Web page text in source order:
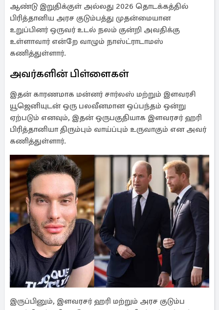
ஆண்டு இறுதிக்குள் அல்லது 2026 தொடக்கத்தில்
பிரித்தானிய அரச குடும்பத்து முதன்மையான
உறுப்பினர் ஒருவர் உடல் நலம் குன்றி அவதிக்கு
உள்ளாவார் என்றே வாழும் நாஸ்ட்ராடாமஸ்
கணித்துள்ளார்.
அவர்களின் பிள்ளைகள்
இதன் காரணமாக மன்னர் சார்லஸ் மற்றும் இளவரசி
யூஜெனியுடன் ஒரு பலவீனமான ஒப்பந்தம் ஒன்று
ஏற்படும் எனவும், இதன் ஒருபகுதியாக இளவரசர் ஹரி
பிரித்தானியா திரும்பும் வாய்ப்பும் உருவாகும் என அவர்
கணித்துள்ளார்.
இருப்பினும், இளவரசர் ஹரி மற்றும் அரச குடும்ப